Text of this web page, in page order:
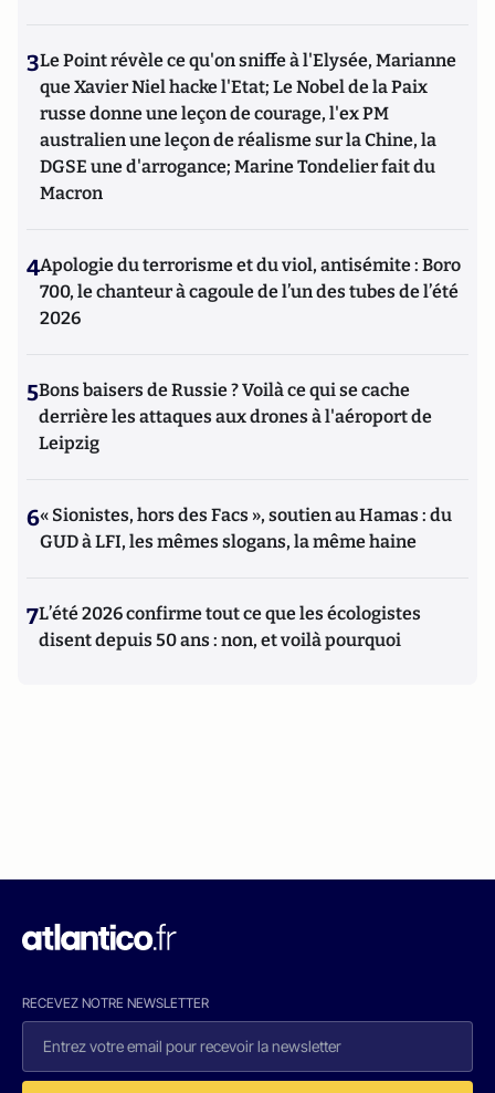
3Le Point révèle ce qu'on sniffe à l'Elysée, Marianne
que Xavier Niel hacke l'Etat; Le Nobel de la Paix
russe donne une leçon de courage, l'ex PM
australien une leçon de réalisme sur la Chine, la
DGSE une d'arrogance; Marine Tondelier fait du
Macron
4Apologie du terrorisme et du viol, antisémite : Boro
700, le chanteur à cagoule de l’un des tubes de l’été
2026
5Bons baisers de Russie ? Voilà ce qui se cache
derrière les attaques aux drones à l'aéroport de
Leipzig
6« Sionistes, hors des Facs », soutien au Hamas : du
GUD à LFI, les mêmes slogans, la même haine
7L’été 2026 confirme tout ce que les écologistes
disent depuis 50 ans : non, et voilà pourquoi
RECEVEZ NOTRE NEWSLETTER